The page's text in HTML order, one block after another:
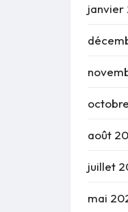
janvier
août
juillet
mai